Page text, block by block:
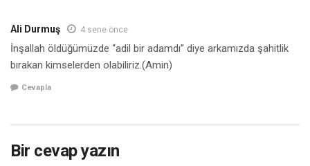
Ali Durmuş 4 sene önce
İnşallah öldüğümüzde “adil bir adamdı” diye arkamızda şahitlik
bırakan kimselerden olabiliriz.(Amin)
Cevapla
Bir cevap yazın